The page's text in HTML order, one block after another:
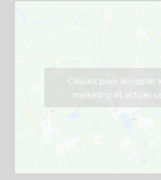
Cliquez pour accepter
marketing et activer